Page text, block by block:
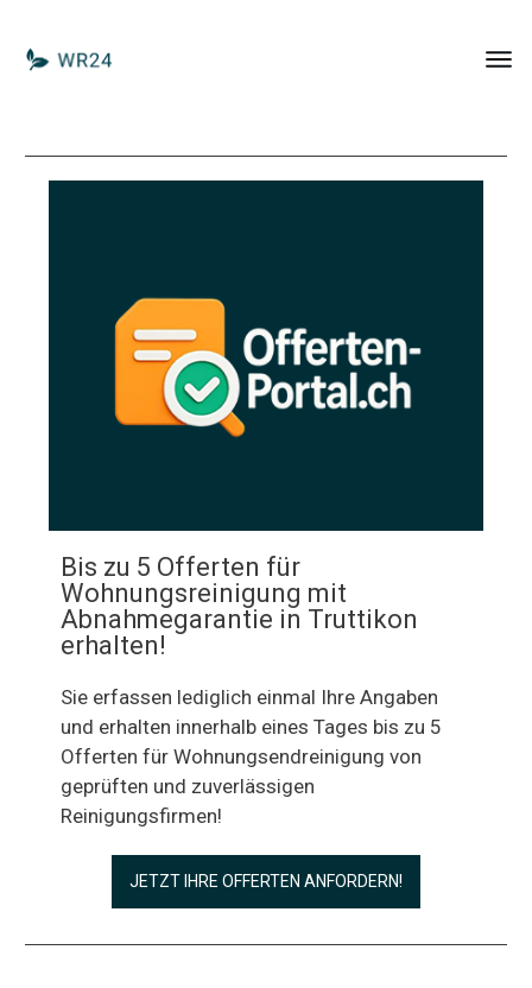
Bis zu 5 Offerten für
Wohnungsreinigung mit
Abnahmegarantie in Truttikon
erhalten!
Sie erfassen lediglich einmal Ihre Angaben
und erhalten innerhalb eines Tages bis zu 5
Offerten für Wohnungsendreinigung von
geprüften und zuverlässigen
Reinigungsfirmen!
JETZT IHRE OFFERTEN ANFORDERN!